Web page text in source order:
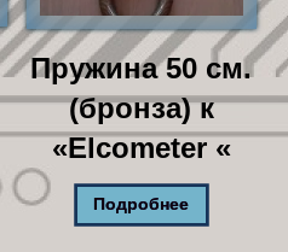
Пружина 50 см.
(бронза) к
«Elcometer «
Подробнее